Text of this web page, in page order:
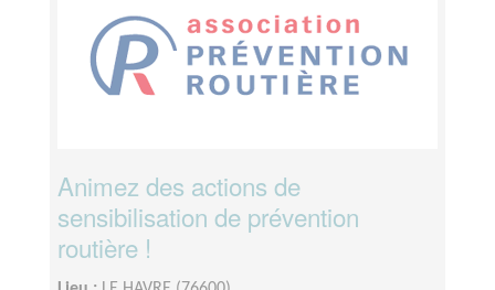
Animez des actions de
sensibilisation de prévention
routière !